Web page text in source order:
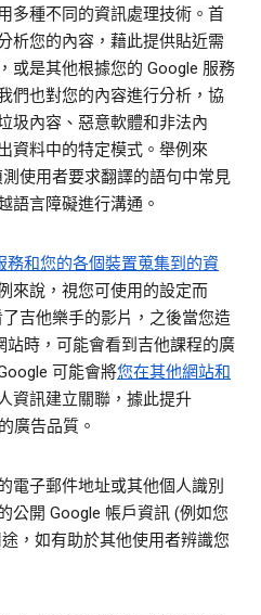
多種不同的資訊處理技術。首
析您的內容，藉此提供貼近需
或是其他根據您的 Google 服務
們也對您的內容進行分析，協
圾內容、惡意軟體和非法內
資料中的特定模式。舉例來
使用者要求翻譯的語句中常見
語言障礙進行溝通。
務和您的各個裝置蒐集到的資
來說，視您可使用的設定而
吉他樂手的影片，之後當您造
站時，可能會看到吉他課程的廣
可能會將您在其他網站和
資訊建立關聯，據此提升
廣告品質。
電子郵件地址或其他個人識別
公開 Google 帳戶資訊 (例如您
，如有助於其他使用者辨識您